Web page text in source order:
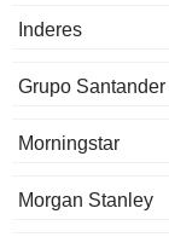
Inderes
Grupo Santander
Morningstar
Morgan Stanley